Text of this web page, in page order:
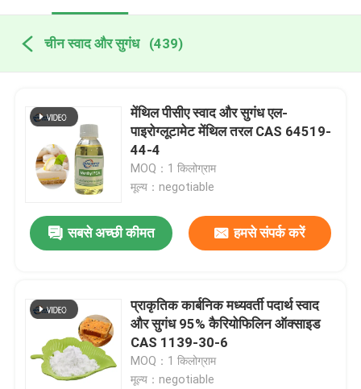
चीन स्वाद और सुगंध (439)
मेंथिल पीसीए स्वाद और सुगंध एल-
पाइरोग्लूटामेट मेंथिल तरल CAS 64519-
44-4
MOQ：1 किलोग्राम
मूल्य：negotiable
सबसे अच्छी कीमत हमसे संपर्क करें
प्राकृतिक कार्बनिक मध्यवर्ती पदार्थ स्वाद
और सुगंध 95% कैरियोफिलिन ऑक्साइड
CAS 1139-30-6
MOQ：1 किलोग्राम
मूल्य：negotiable